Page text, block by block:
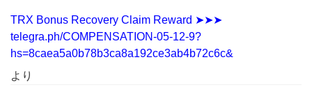
TRX Bonus Recovery Claim Reward ➤➤➤
telegra.ph/COMPENSATION-05-12-9?
hs=8caea5a0b78b3ca8a192ce3ab4b72c6c&
より